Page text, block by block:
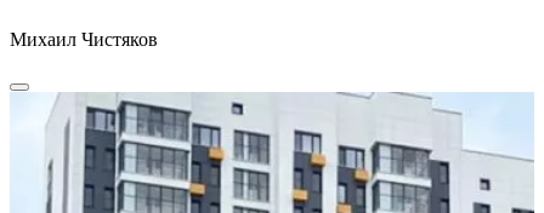
Михаил Чистяков